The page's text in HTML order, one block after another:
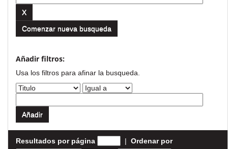
Comenzar nueva busqueda
Añadir filtros:
Usa los filtros para afinar la busqueda.
Resultados por página | Ordenar por